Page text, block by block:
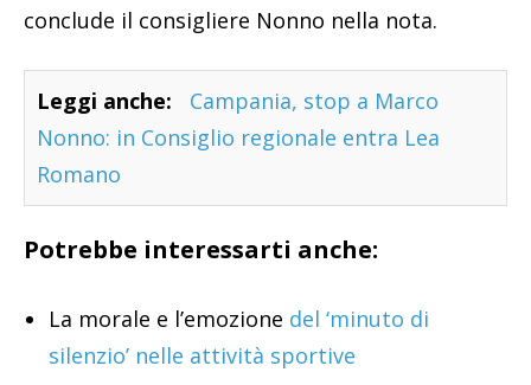
conclude il consigliere Nonno nella nota.
Leggi anche:
Campania, stop a Marco
Nonno: in Consiglio regionale entra Lea
Romano
Potrebbe interessarti anche:
La morale e l’emozione del ‘minuto di
silenzio’ nelle attività sportive